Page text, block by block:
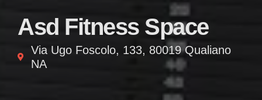
Asd Fitness Space
Via Ugo Foscolo, 133, 80019 Qualiano
NA